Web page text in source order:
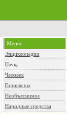
Меню
Энциклопедии
Наука
Человек
Гороскопы
Необъяснимое
Народные средства